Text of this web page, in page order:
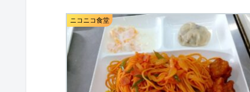
ニコニコ食堂